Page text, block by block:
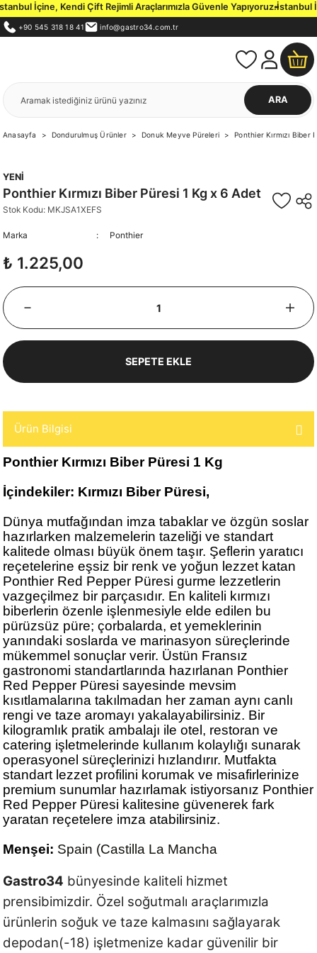
İçine, Kendi Çift Rejimli Araçlarımızla Güvenle Yapıyoruz.İstanbul İçi
+90 545 318 18 41 info@gastro34.com.tr
ARA
Anasayfa Dondurulmuş Ürünler Donuk Meyve Püreleri Ponthier Kırmızı Biber
YENİ
Ponthier Kırmızı Biber Püresi 1 Kg x 6 Adet
Stok Kodu: MKJSA1XEFS
Marka Ponthier
₺ 1.225,00
SEPETE EKLE
Ürün Bilgisi
Ponthier Kırmızı Biber Püresi 1 Kg
İçindekiler: Kırmızı Biber Püresi,
Dünya mutfağından imza tabaklar ve özgün soslar
hazırlarken malzemelerin tazeliği ve standart
kalitede olması büyük önem taşır. Şeflerin yaratıcı
reçetelerine eşsiz bir renk ve yoğun lezzet katan
Ponthier Red Pepper Püresi gurme lezzetlerin
vazgeçilmez bir parçasıdır. En kaliteli kırmızı
biberlerin özenle işlenmesiyle elde edilen bu
pürüzsüz püre; çorbalarda, et yemeklerinin
yanındaki soslarda ve marinasyon süreçlerinde
mükemmel sonuçlar verir. Üstün Fransız
gastronomi standartlarında hazırlanan Ponthier
Red Pepper Püresi sayesinde mevsim
kısıtlamalarına takılmadan her zaman aynı canlı
rengi ve taze aromayı yakalayabilirsiniz. Bir
kilogramlık pratik ambalajı ile otel, restoran ve
catering işletmelerinde kullanım kolaylığı sunarak
operasyonel süreçlerinizi hızlandırır. Mutfakta
standart lezzet profilini korumak ve misafirlerinize
premium sunumlar hazırlamak istiyorsanız Ponthier
Red Pepper Püresi kalitesine güvenerek fark
yaratan reçetelere imza atabilirsiniz.
Menşei: Spain (Castilla La Mancha
Gastro34 bünyesinde kaliteli hizmet
prensibimizdir. Özel soğutmalı araçlarımızla
ürünlerin soğuk ve taze kalmasını sağlayarak
depodan(-18) işletmenize kadar güvenilir bir